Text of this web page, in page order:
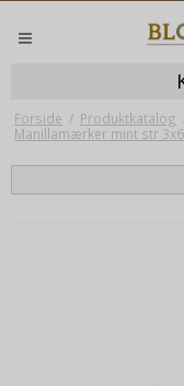
Forside / Produktkatalog
Manillamærker mint str